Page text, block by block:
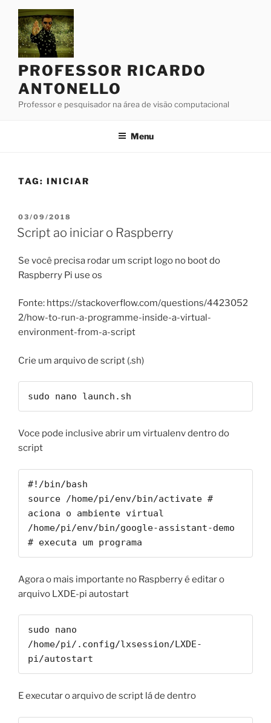
Pular
conteúdo
PROFESSOR RICARDO
ANTONELLO
Professor e pesquisador na área de visão computacional
Menu
TAG: INICIAR
PUBLICADO
EM
03/09/2018
Script ao iniciar o Raspberry
Se você precisa rodar um script logo no boot do
Raspberry Pi use os
Fonte: https://stackoverflow.com/questions/4423052
2/how-to-run-a-programme-inside-a-virtual-
environment-from-a-script
Crie um arquivo de script (.sh)
sudo nano launch.sh
Voce pode inclusive abrir um virtualenv dentro do
script
#!/bin/bash
source /home/pi/env/bin/activate #
aciona o ambiente virtual
/home/pi/env/bin/google-assistant-demo
# executa um programa
Agora o mais importante no Raspberry é editar o
arquivo LXDE-pi autostart
sudo nano
/home/pi/.config/lxsession/LXDE-
pi/autostart
E executar o arquivo de script lá de dentro